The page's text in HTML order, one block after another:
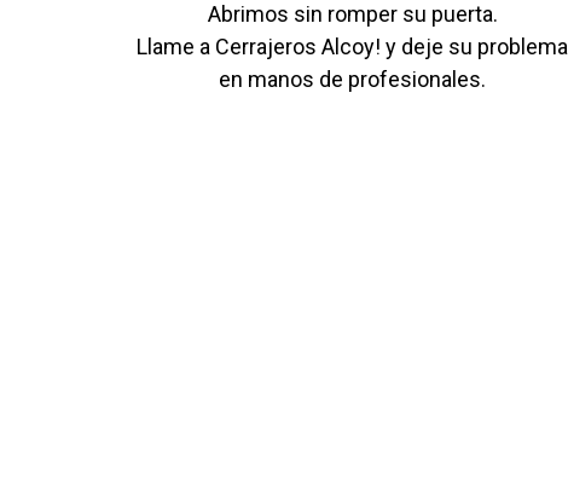
Abrimos sin romper su puerta.
Llame a Cerrajeros Alcoy! y deje su problema
en manos de profesionales.